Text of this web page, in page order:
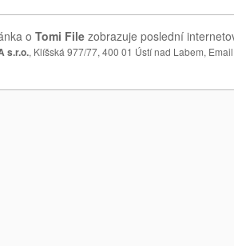
o Tomi File zobrazuje poslední
s.r.o., Klíšská 977/77, 400 01 Ústí nad Labem,